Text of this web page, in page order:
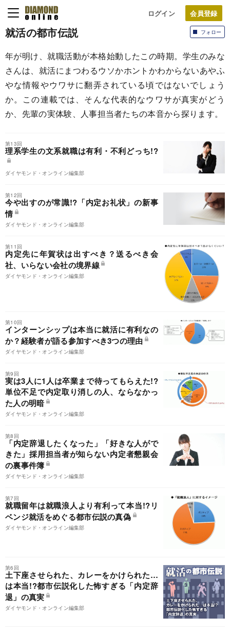
ログイン
フォロー
就活の都市伝説
年が明け、就職活動が本格始動したこの時期。学生のみな
さんは、就活にまつわるウソかホントかわからないあやふ
やな情報やウワサに翻弄されている頃ではないでしょう
か。この連載では、そんな代表的なウワサが真実がどう
か、先輩の実体験、人事担当者たちの本音から探ります。
第13回
理系学生の文系就職は有利・不利どっち!?
ダイヤモンド・オンライン編集部
第12回
今や出すのが常識!?「内定お礼状」の新事
情
ダイヤモンド・オンライン編集部
第11回
内定先に年賀状は出すべき？送るべき会
社、いらない会社の境界線
ダイヤモンド・オンライン編集部
第10回
インターンシップは本当に就活に有利なの
か？経験者が語る参加すべき3つの理由
ダイヤモンド・オンライン編集部
第9回
実は3人に1人は卒業まで待ってもらえた!?
単位不足で内定取り消しの人、ならなかっ
た人の明暗
ダイヤモンド・オンライン編集部
第8回
「内定辞退したくなった」「好きな人がで
きた」採用担当者が知らない内定者懇親会
の裏事件簿
ダイヤモンド・オンライン編集部
第7回
就職留年は就職浪人より有利って本当!?リ
ベンジ就活をめぐる都市伝説の真偽
ダイヤモンド・オンライン編集部
第6回
土下座させられた、カレーをかけられた…
は本当!?都市伝説化した怖すぎる「内定辞
退」の真実
ダイヤモンド・オンライン編集部